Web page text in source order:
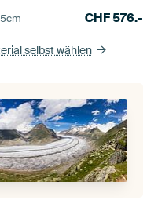
cm CHF576.-
selbst wählen